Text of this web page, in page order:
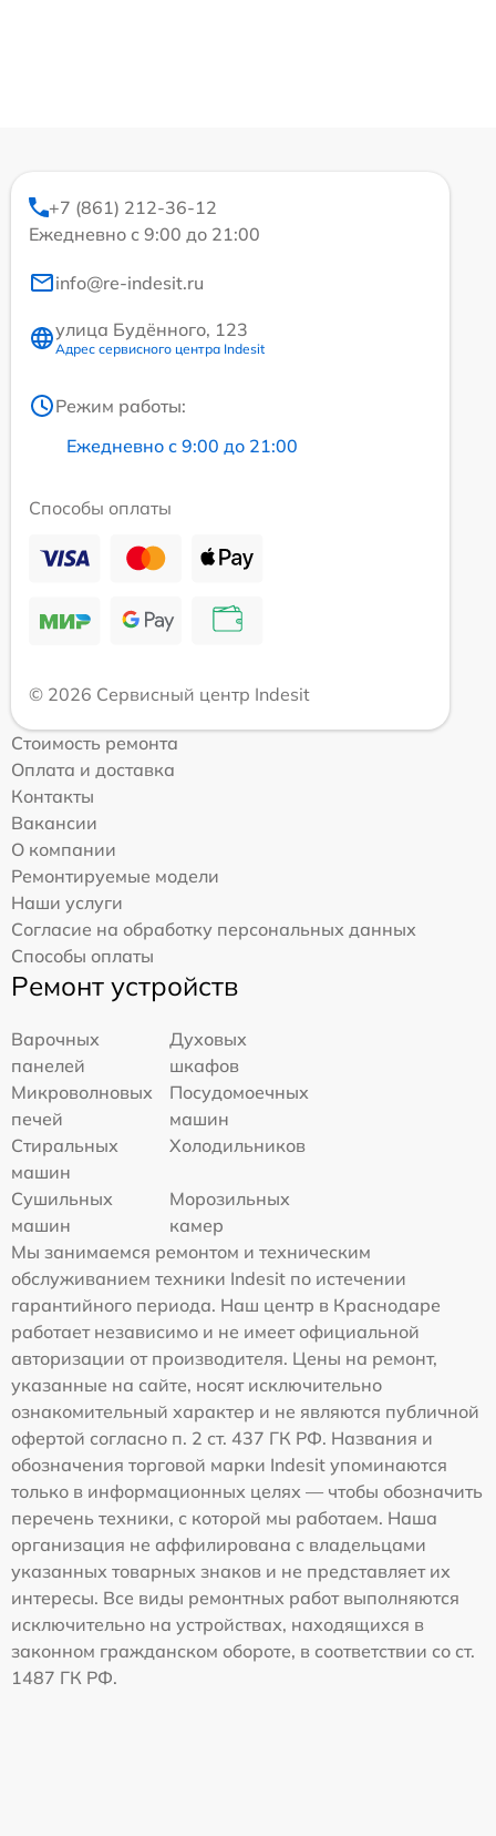
+7 (861) 212-36-12
Ежедневно с 9:00 до 21:00
info@re-indesit.ru
улица Будённого, 123
Адрес сервисного центра Indesit
Режим работы:
Ежедневно с 9:00 до 21:00
Способы оплаты
© 2026 Сервисный центр Indesit
Стоимость ремонта
Оплата и доставка
Контакты
Вакансии
О компании
Ремонтируемые модели
Наши услуги
Согласие на обработку персональных данных
Способы оплаты
Ремонт устройств
Варочных
панелей
Духовых
шкафов
Микроволновых
печей
Посудомоечных
машин
Стиральных
машин
Холодильников
Сушильных
машин
Морозильных
камер
Мы занимаемся ремонтом и техническим
обслуживанием техники Indesit по истечении
гарантийного периода. Наш центр в Краснодаре
работает независимо и не имеет официальной
авторизации от производителя. Цены на ремонт,
указанные на сайте, носят исключительно
ознакомительный характер и не являются публичной
офертой согласно п. 2 ст. 437 ГК РФ. Названия и
обозначения торговой марки Indesit упоминаются
только в информационных целях — чтобы обозначить
перечень техники, с которой мы работаем. Наша
организация не аффилирована с владельцами
указанных товарных знаков и не представляет их
интересы. Все виды ремонтных работ выполняются
исключительно на устройствах, находящихся в
законном гражданском обороте, в соответствии со ст.
1487 ГК РФ.